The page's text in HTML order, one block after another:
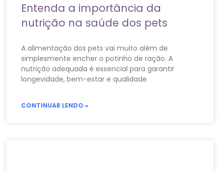
Entenda a importância da
nutrição na saúde dos pets
A alimentação dos pets vai muito além de
simplesmente encher o potinho de ração. A
nutrição adequada é essencial para garantir
longevidade, bem-estar e qualidade
CONTINUAR LENDO »